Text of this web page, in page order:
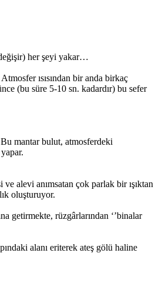
değişir) her şeyi yakar…
ısısından bir anda birkaç
(bu süre 5-10 sn. kadardır) bu sefer
mantar bulut, atmosferdeki
alevi anımsatan çok parlak bir ışıktan
oluşturuyor.
getirmekte, rüzgârlarından ‘’binalar
alanı eriterek ateş gölü haline